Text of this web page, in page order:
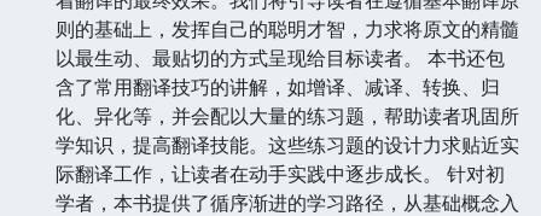
则的基础上，发挥自己的聪明才智，力求将原文的精髓
以最生动、最贴切的方式呈现给目标读者。 本书还包
含了常用翻译技巧的讲解，如增译、减译、转换、归
化、异化等，并会配以大量的练习题，帮助读者巩固所
学知识，提高翻译技能。这些练习题的设计力求贴近实
际翻译工作，让读者在动手实践中逐步成长。 针对初
学者，本书提供了循序渐进的学习路径，从基础概念入